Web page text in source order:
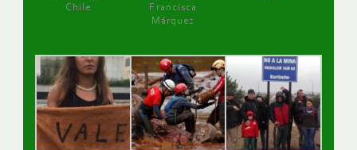
Chile
Francisca
Márquez